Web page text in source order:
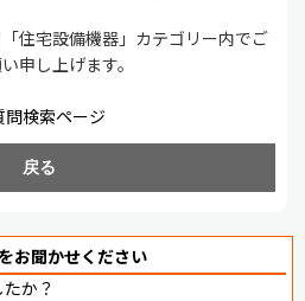
住宅設備機器」カテゴリー内でご
申し上げます。
検索ページ
戻る
お聞かせください
か？